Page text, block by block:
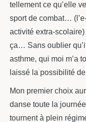
tellement ce qu’elle
sport de combat…
activité extra-
ça… Sans oublier
asthme, qui moi m’a
laissé la possibilité
Mon premier choix
danse toute la
tournent à plein